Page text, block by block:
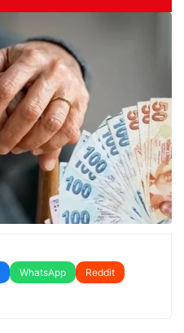
WhatsApp
Reddit